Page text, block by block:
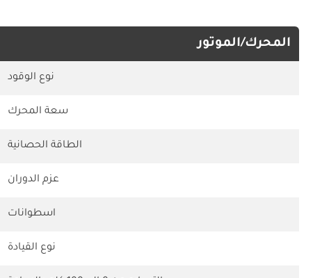
المحرك/الموتور
نوع الوقود
سعة المحرك
الطاقة الحصانية
عزم الدوران
اسطوانات
نوع القيادة